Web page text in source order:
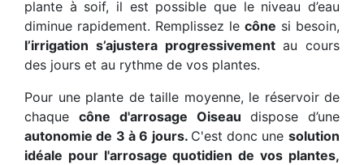
plante à soif, il est possible que le niveau d’eau
diminue rapidement. Remplissez le cône si besoin,
l’irrigation s’ajustera progressivementau cours
des jours et au rythme de vos plantes.
Pour une plante de taille moyenne, le réservoir de
chaque cône d'arrosage Oiseau dispose d’une
autonomie de 3 à 6 jours. C'est donc une solution
idéale pour l'arrosage quotidien de vos plantes,